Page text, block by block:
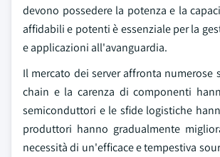
devono possedere la potenza e la
affidabili e potenti è essenziale per la
e applicazioni all'avanguardia.
Il mercato dei server affronta
chain e la carenza di componenti
semiconduttori e le sfide logistiche
produttori hanno gradualmente
necessità di un'efficace e tempestiva